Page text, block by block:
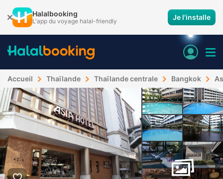
Halalbooking
L'app du voyage halal-friendly Je l'installe
Accueil Thaïlande Thaïlande centrale Bangkok